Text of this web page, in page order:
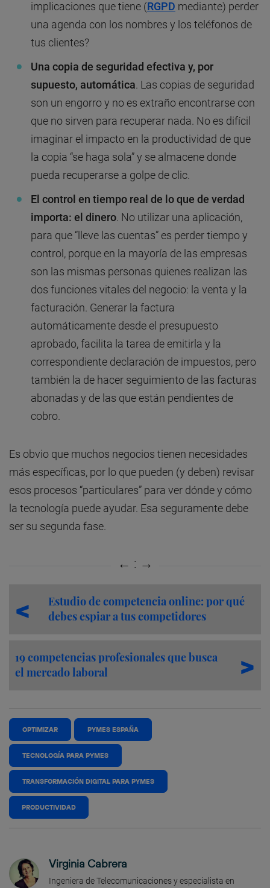
implicaciones que tiene (RGPD mediante) perder
una agenda con los nombres y los teléfonos de
tus clientes?
Una copia de seguridad efectiva y, por
supuesto, automática . Las copias de seguridad
son un engorro y no es extraño encontrarse con
que no sirven para recuperar nada. No es difícil
imaginar el impacto en la productividad de que
la copia “se haga sola” y se almacene donde
pueda recuperarse a golpe de clic.
El control en tiempo real de lo que de verdad
importa: el dinero . No utilizar una aplicación,
para que “lleve las cuentas” es perder tiempo y
control, porque en la mayoría de las empresas
son las mismas personas quienes realizan las
dos funciones vitales del negocio: la venta y la
facturación. Generar la factura
automáticamente desde el presupuesto
aprobado, facilita la tarea de emitirla y la
correspondiente declaración de impuestos, pero
también la de hacer seguimiento de las facturas
abonadas y de las que están pendientes de
cobro.
Es obvio que muchos negocios tienen necesidades
más específicas, por lo que pueden (y deben) revisar
esos procesos “particulares” para ver dónde y cómo
la tecnología puede ayudar. Esa seguramente debe
ser su segunda fase.
Estudio de competencia online: por qué
debes espiar a tus competidores
19 competencias profesionales que busca
el mercado laboral
OPTIMIZAR PYMES ESPAÑA
TECNOLOGÍA PARA PYMES
TRANSFORMACIÓN DIGITAL PARA PYMES
PRODUCTIVIDAD
Virginia Cabrera
Ingeniera de Telecomunicaciones y especialista en